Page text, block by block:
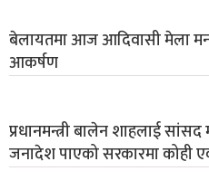
बेलायतमा आज आदिवासी मेला
आकर्षण
प्रधानमन्त्री बालेन शाहलाई
जनादेश पाएको सरकारमा कोही